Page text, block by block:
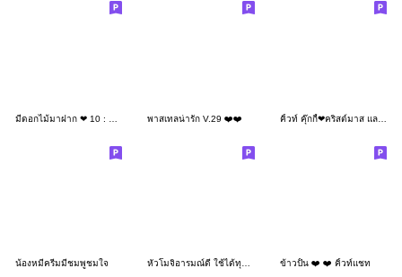
พาสเทลน่ารัก V.29 ❤️❤️ คิ้วท์ คุ๊กกี้❤คริสต์มาส และ ปีใหม่
น้องหมีครีมมี่ชมพูชมใจ ข้าวปั้น ❤️ ❤️ คิ้วท์แชท